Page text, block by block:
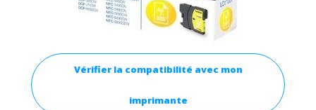
Vérifier la compatibilité avec mon
imprimante